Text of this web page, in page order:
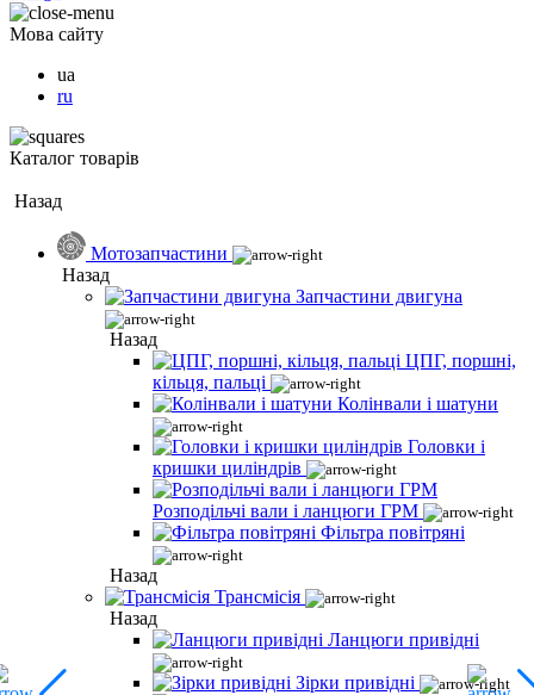
Мова сайту
ua
ru
Каталог товарів
Назад
Мотозапчастини
Назад
Запчастини двигуна
Назад
ЦПГ, поршні,
кільця, пальці
Колінвали і шатуни
Головки і
кришки циліндрів
Розподільчі вали і ланцюги ГРМ
Фільтра повітряні
Назад
Трансмісія
Назад
Ланцюги привідні
Зірки привідні